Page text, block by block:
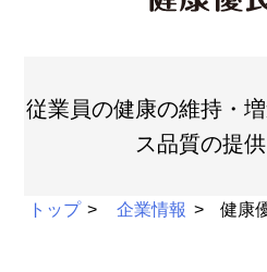
従業員の健康の維持・
ス品質の提
トップ 企業情報 健康